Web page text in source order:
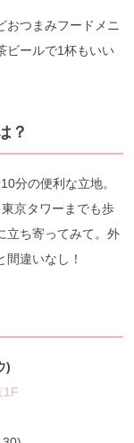
おつまみフードメニ
ビールで1杯もいい
？
分の便利な立地。
京タワーまでも歩
立ち寄ってみて。外
違いなし！
)
1F